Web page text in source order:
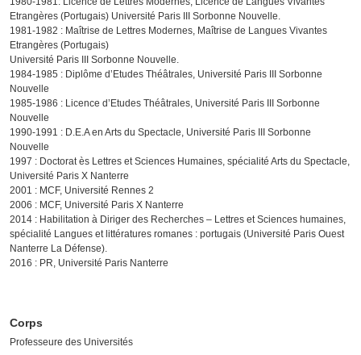
Etrangères (Portugais) Université Paris III Sorbonne Nouvelle.
1981-1982 : Maîtrise de Lettres Modernes, Maîtrise de Langues Vivantes
Etrangères (Portugais)
Université Paris III Sorbonne Nouvelle.
1984-1985 : Diplôme d’Etudes Théâtrales, Université Paris III Sorbonne
Nouvelle
1985-1986 : Licence d’Etudes Théâtrales, Université Paris III Sorbonne
Nouvelle
1990-1991 : D.E.A en Arts du Spectacle, Université Paris III Sorbonne
Nouvelle
1997 : Doctorat ès Lettres et Sciences Humaines, spécialité Arts du Spectacle,
Université Paris X Nanterre
2001 : MCF, Université Rennes 2
2006 : MCF, Université Paris X Nanterre
2014 : Habilitation à Diriger des Recherches – Lettres et Sciences humaines,
spécialité Langues et littératures romanes : portugais (Université Paris Ouest
Nanterre La Défense).
2016 : PR, Université Paris Nanterre
Corps
Professeure des Universités